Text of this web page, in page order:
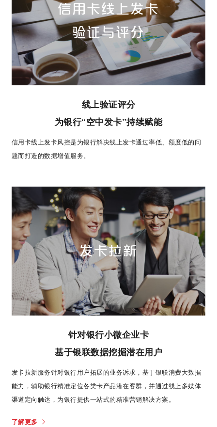
信用卡线上发卡
验证与评分
线上验证评分
为银行“空中发卡”持续赋能
信用卡线上发卡风控是为银行解决线上发卡通过率低、额度低的问
题而打造的数据增值服务。
针对银行小微企业卡
基于银联数据挖掘潜在用户
发卡拉新服务针对银行用户拓展的业务诉求，基于银联消费大数据
能力，辅助银行精准定位各类卡产品潜在客群，并通过线上多媒体
渠道定向触达，为银行提供一站式的精准营销解决方案。
了解更多
发卡拉新